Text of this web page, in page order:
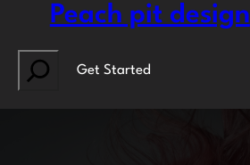
Peach pit design
Search
Get Started